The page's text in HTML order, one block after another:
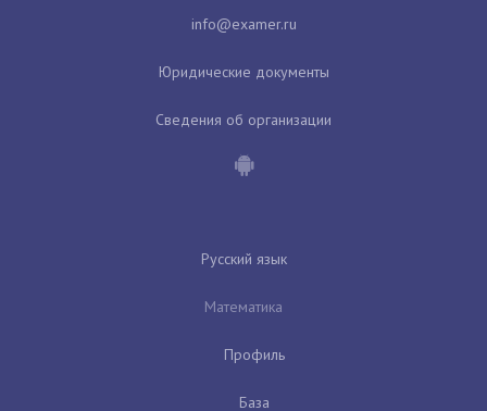
Юридические документы
Сведения об организации
Русский язык
Математика
Профиль
База